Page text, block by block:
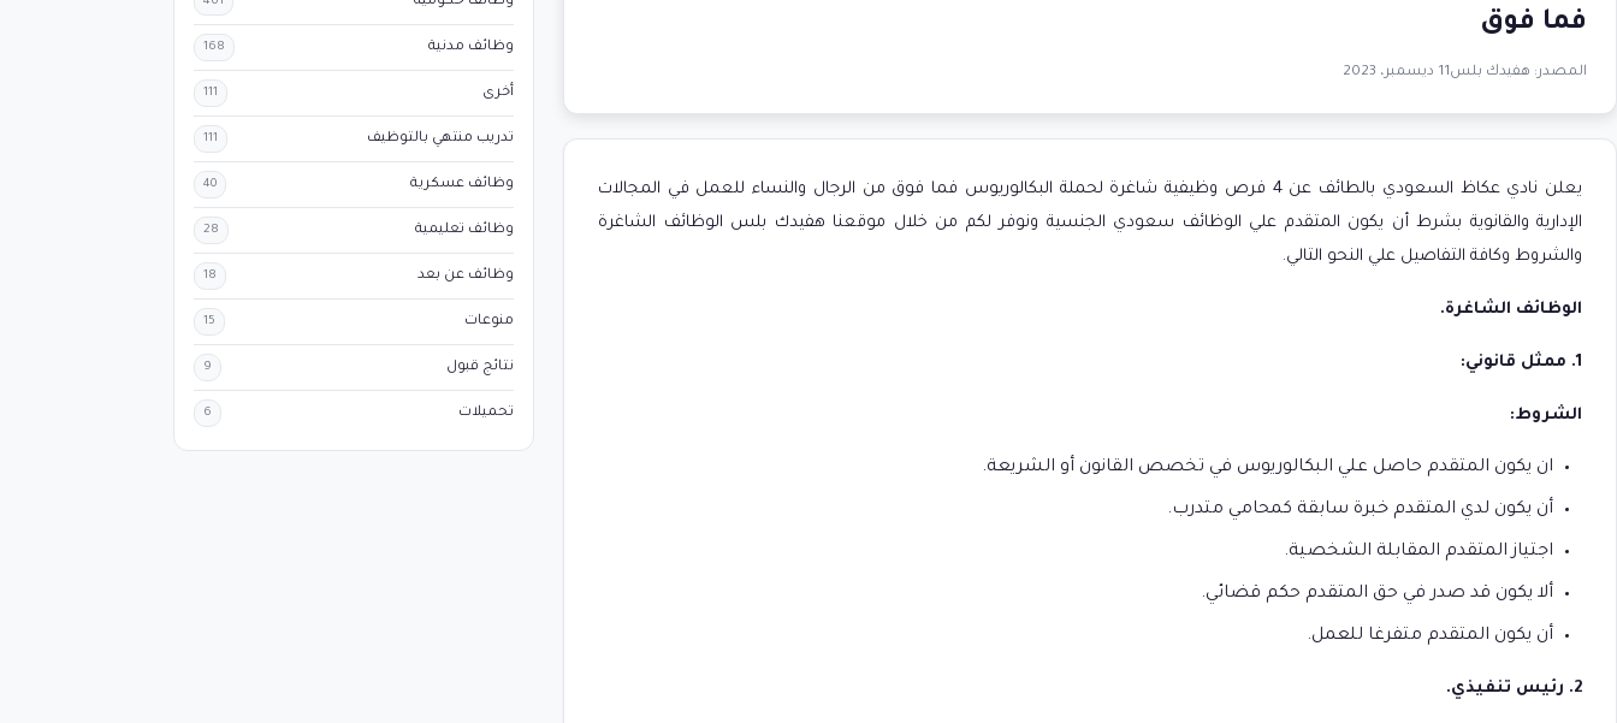
فما فوق
المصدر: هفيدك بلس11 ديسمبر، 2023
يعلن نادي عكاظ السعودي بالطائف عن 4 فرص وظيفية شاغرة لحملة البكالوريوس فما فوق من الرجال والنساء للعمل في المجالات
الإدارية والقانوية بشرط أن يكون المتقدم علي الوظائف سعودي الجنسية ونوفر لكم من خلال موقعنا هفيدك بلس الوظائف الشاغرة
والشروط وكافة التفاصيل علي النحو التالي.
الوظائف الشاغرة.
1. ممثل قانوني:
الشروط:
ان يكون المتقدم حاصل علي البكالوريوس في تخصص القانون أو الشريعة.
أن يكون لدي المتقدم خبرة سابقة كمحامي متدرب.
اجتياز المتقدم المقابلة الشخصية.
ألا يكون قد صدر في حق المتقدم حكم قضائي.
أن يكون المتقدم متفرغا للعمل.
2. رئيس تنفيذي.
وظائف مدنية 168
أخرى 111
تدريب منتهي بالتوظيف 111
وظائف عسكرية 40
وظائف تعليمية 28
وظائف عن بعد 18
منوعات 15
نتائج قبول 9
تحميلات 6